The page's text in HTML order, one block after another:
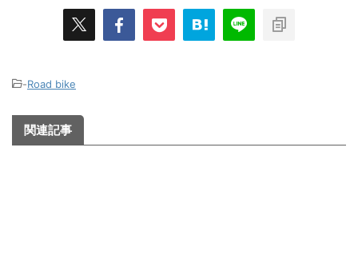
-Road bike
関連記事